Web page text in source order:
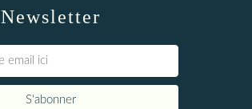
Newsletter